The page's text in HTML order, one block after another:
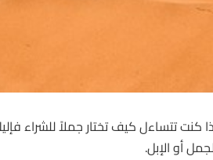
كنت تتساءل كيف تختار جملاً للشراء
أو الإبل.